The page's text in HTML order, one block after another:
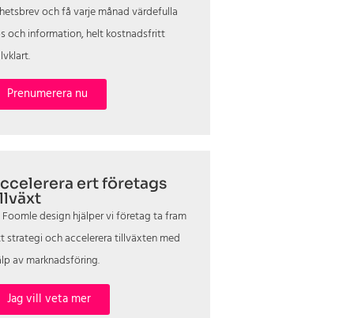
och få varje månad värdefulla
och information, helt kostnadsfritt
Prenumerera nu
ert företags
Foomle design hjälper vi företag ta fram
strategi och accelerera tillväxten med
av marknadsföring.
Jag vill veta mer